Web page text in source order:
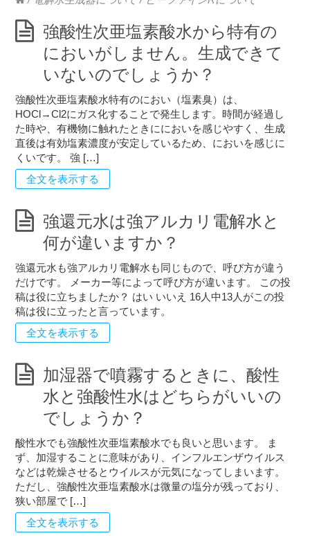
強酸性次亜塩素酸水から特有の
においがしません。生成できて
いないのでしょうか？
強酸性次亜塩素酸水特有のにおい（塩素臭）は、
HOCl→Cl2にガス化することで発生します。時間が経過し
た時や、有機物に触れたときににおいを感じやすく、生成
直後は有効塩素濃度が安定しているため、においを感じに
くいです。 強 […]
全文を表示する
強還元水は強アルカリ電解水と
何が違いますか？
強還元水も強アルカリ電解水も同じもので、呼び方が違う
だけです。 メーカー等によって呼び方が違います。 この投
稿は役に立ちましたか？ はい いいえ 16人中13人がこの投
稿は役に立ったと言っています。
全文を表示する
加湿器で噴霧するときに、酸性
水と強酸性水はどちらがいいの
でしょうか？
酸性水でも強酸性次亜塩素酸水でも良いと思います。 ま
ず、加湿することに意味があり、インフルエンザウイルス
などは乾燥させるとウイルスが元気になってしまいます。
ただし、強酸性次亜塩素酸水は微量の塩分が残っており、
狭い部屋で […]
全文を表示する